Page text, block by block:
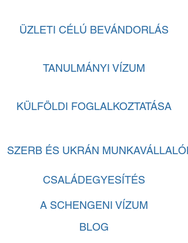
ÜZLETI CÉLÚ BEVÁNDORLÁS
TANULMÁNYI VÍZUM
KÜLFÖLDI FOGLALKOZTATÁSA
SZERB ÉS UKRÁN MUNKAVÁLLALÓK
CSALÁDEGYESÍTÉS
A SCHENGENI VÍZUM
BLOG